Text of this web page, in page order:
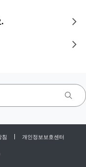
침 개인정보보호센터